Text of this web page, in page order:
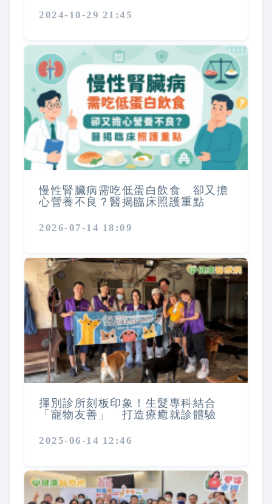
2024-10-29 21:45
慢性腎臟病需吃低蛋白飲食 卻又擔
心營養不良？醫揭臨床照護重點
2026-07-14 18:09
揮別診所刻板印象！生髮專科結合
「寵物友善」 打造療癒就診體驗
2025-06-14 12:46